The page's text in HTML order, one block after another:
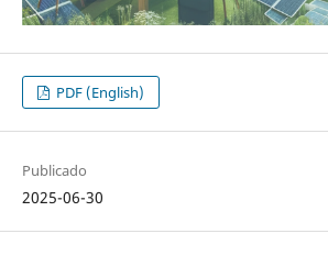
PDF (English)
Publicado
2025-06-30